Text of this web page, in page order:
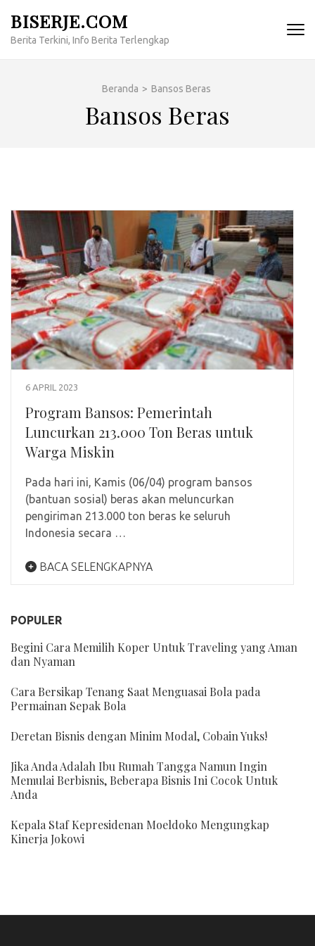
konten
BISERJE.COM
Berita Terkini, Info Berita Terlengkap
Beranda > Bansos Beras
Bansos Beras
6 APRIL 2023
Program Bansos: Pemerintah
Luncurkan 213.000 Ton Beras untuk
Warga Miskin
Pada hari ini, Kamis (06/04) program bansos
(bantuan sosial) beras akan meluncurkan
pengiriman 213.000 ton beras ke seluruh
Indonesia secara …
BACA SELENGKAPNYA
POPULER
Begini Cara Memilih Koper Untuk Traveling yang Aman
dan Nyaman
Cara Bersikap Tenang Saat Menguasai Bola pada
Permainan Sepak Bola
Deretan Bisnis dengan Minim Modal, Cobain Yuks!
Jika Anda Adalah Ibu Rumah Tangga Namun Ingin
Memulai Berbisnis, Beberapa Bisnis Ini Cocok Untuk
Anda
Kepala Staf Kepresidenan Moeldoko Mengungkap
Kinerja Jokowi